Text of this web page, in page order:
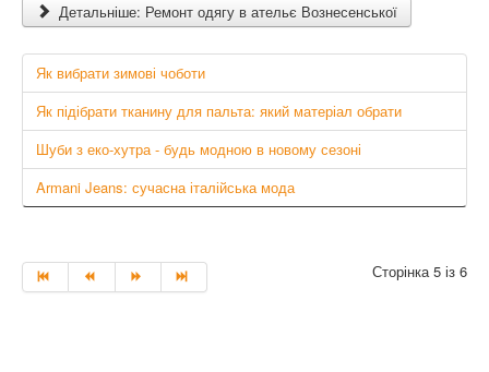
Детальніше: Ремонт одягу в ательє Вознесенської
Як вибрати зимові чоботи
Як підібрати тканину для пальта: який матеріал обрати
Шуби з еко-хутра - будь модною в новому сезоні
Armani Jeans: сучасна італійська мода
Сторінка 5 із 6